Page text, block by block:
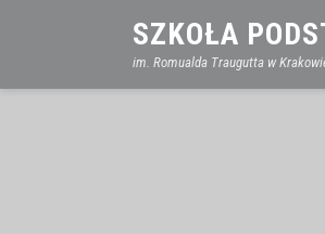
SZKOŁA
im. Romualda Traugutta w